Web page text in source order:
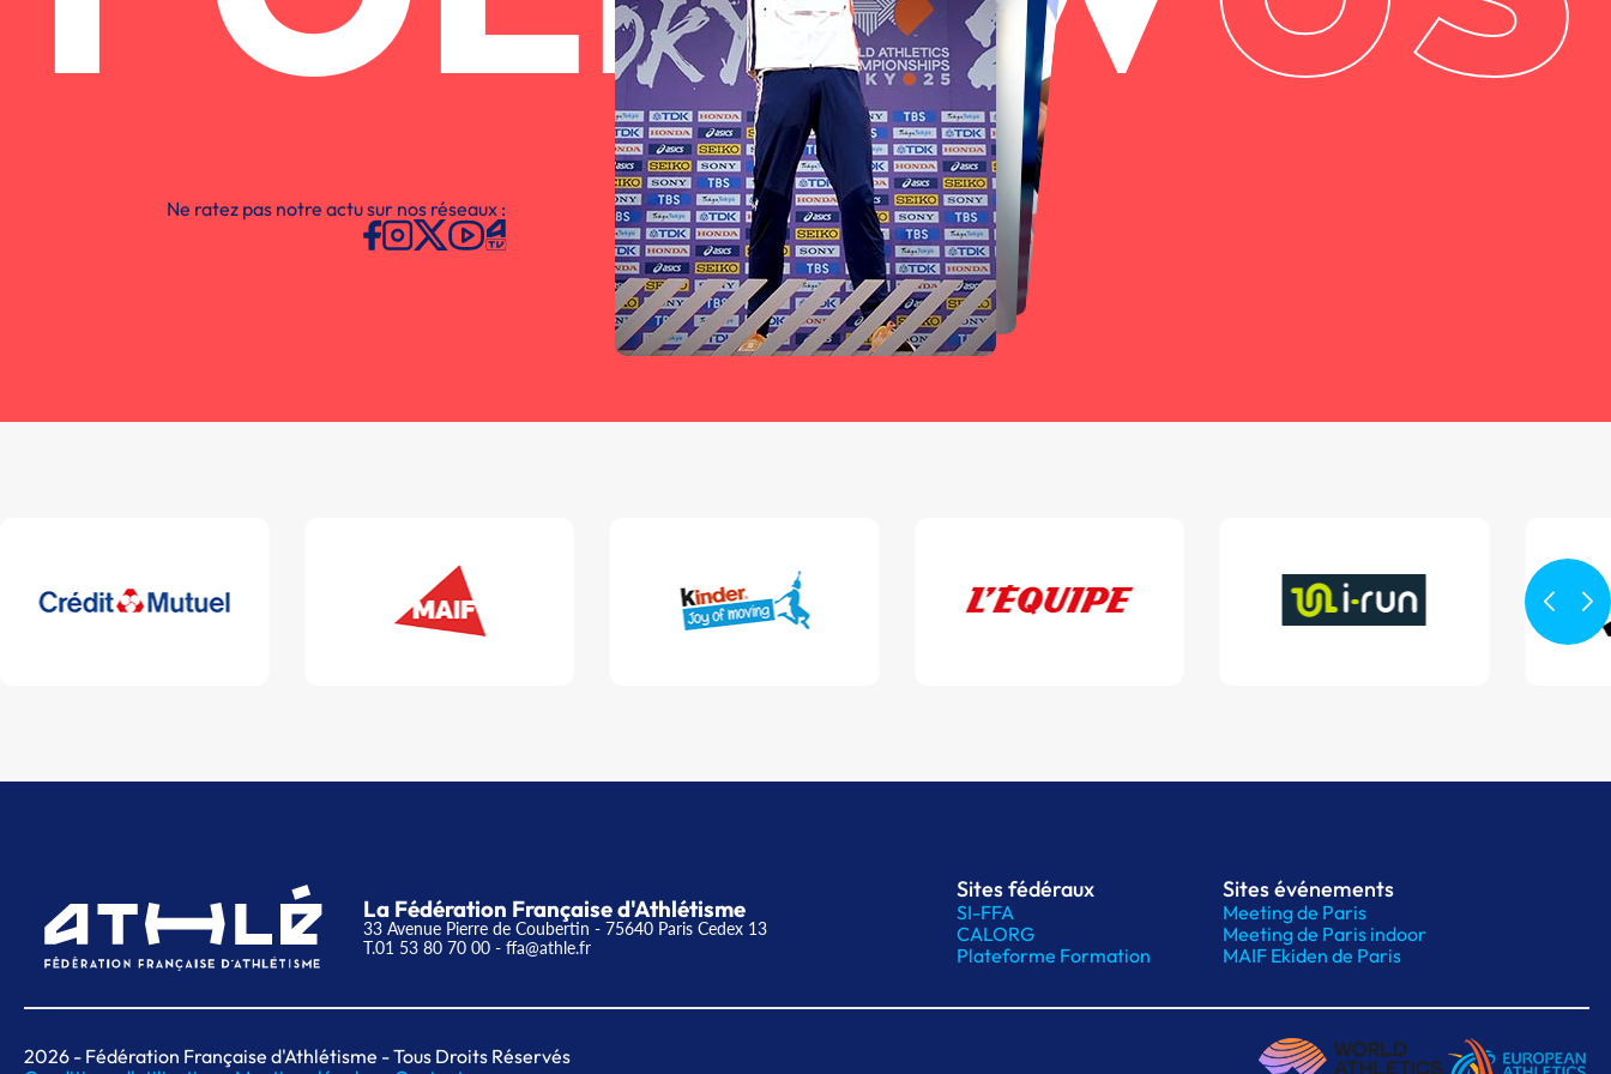
Ne ratez pas notre actu sur nos réseaux :
La Fédération Française d'Athlétisme
33 Avenue Pierre de Coubertin - 75640 Paris Cedex 13
T.01 53 80 70 00 - ffa@athle.fr
Sites fédéraux
SI-FFA
CALORG
Plateforme Formation
Sites événements
Meeting de Paris
Meeting de Paris indoor
MAIF Ekiden de Paris
2026 - Fédération Française d'Athlétisme - Tous Droits Réservés